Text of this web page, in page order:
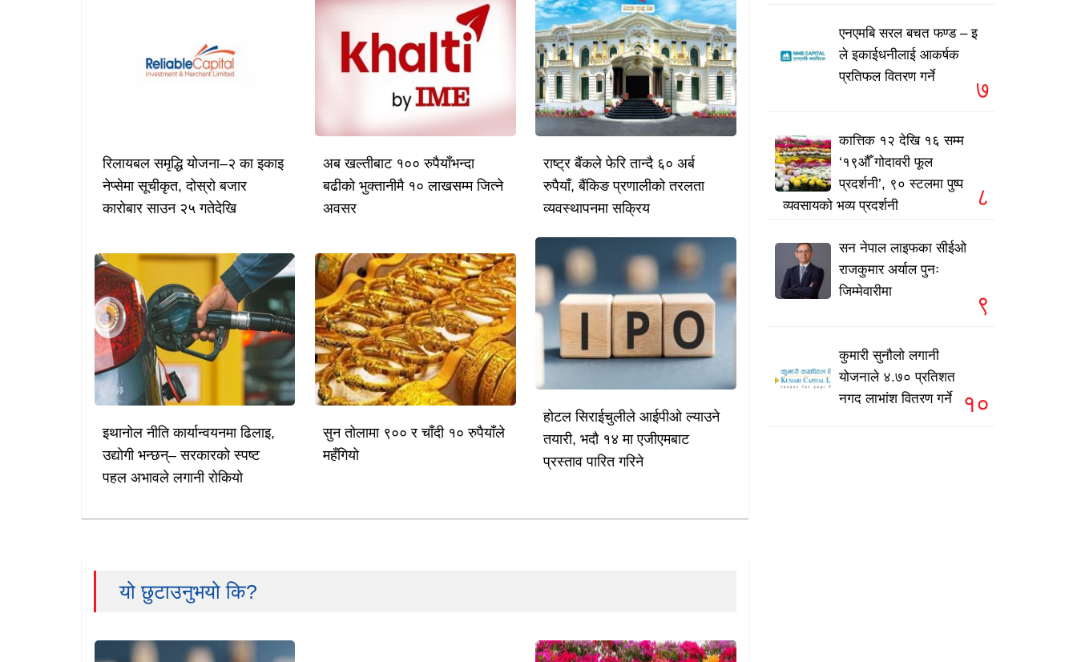
रिलायबल समृद्धि योजना–२ का इकाइ
नेप्सेमा सूचीकृत, दोस्रो बजार
कारोबार साउन २५ गतेदेखि
अब खल्तीबाट १०० रुपैयाँभन्दा
बढीको भुक्तानीमै १० लाखसम्म जित्ने
अवसर
राष्ट्र बैंकले फेरि तान्दै ६० अर्ब
रुपैयाँ, बैंकिङ प्रणालीको तरलता
व्यवस्थापनमा सक्रिय
इथानोल नीति कार्यान्वयनमा ढिलाइ,
उद्योगी भन्छन्– सरकारको स्पष्ट
पहल अभावले लगानी रोकियो
सुन तोलामा ९०० र चाँदी १० रुपैयाँले
महँगियो
होटल सिराईचुलीले आईपीओ ल्याउने
तयारी, भदौ १४ मा एजीएमबाट
प्रस्ताव पारित गरिने
यो छुटाउनुभयो कि?
एनएमबि सरल बचत फण्ड – इ
ले इकाईधनीलाई आकर्षक
प्रतिफल वितरण गर्ने
७
कात्तिक १२ देखि १६ सम्म
‘१९औँ गोदावरी फूल
प्रदर्शनी’, ९० स्टलमा पुष्प
व्यवसायको भव्य प्रदर्शनी
८
सन नेपाल लाइफका सीईओ
राजकुमार अर्याल पुनः
जिम्मेवारीमा
९
कुमारी सुनौलो लगानी
योजनाले ४.७० प्रतिशत
नगद लाभांश वितरण गर्ने
१०